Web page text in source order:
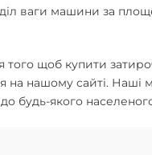
ваги машини за
того щоб купити
на нашому сайті.
якого